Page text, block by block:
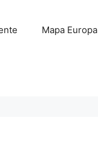
Mapa Europa